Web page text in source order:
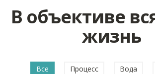
В объективе
жизнь
Все Процесс Вода